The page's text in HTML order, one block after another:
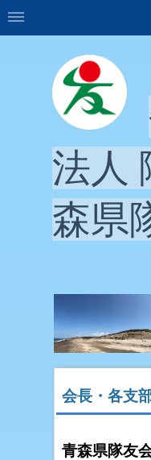
法人
森県
会長・各支
青森県隊友